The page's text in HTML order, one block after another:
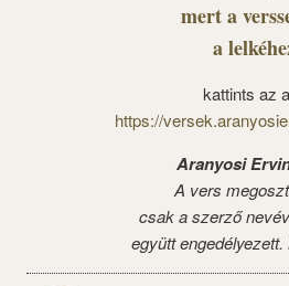
mert a
a
kattints az
https://
Aranyosi
A vers
csak a szerző
együtt